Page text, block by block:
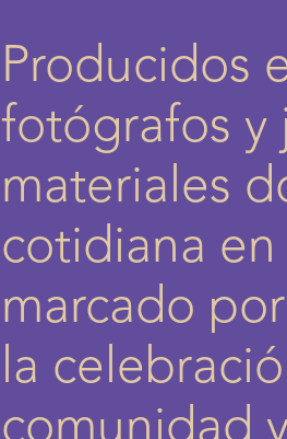
Producidos
fotógrafos y
materiales
cotidiana
marcado
la
comunidad